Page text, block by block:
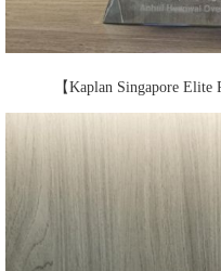
【Kaplan Singapore Elite